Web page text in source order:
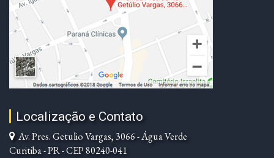
Localização e Contato
Av. Pres. Getulio Vargas, 3066 - Água Verde
Curitiba - PR - CEP 80240-041